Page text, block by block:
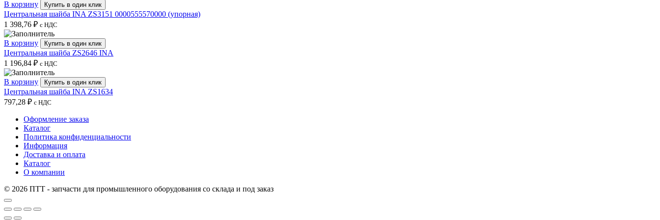
В корзину Купить в один клик
Центральная шайба INA ZS3151 0000555570000 (упорная)
1 398,76 ₽ с НДС
В корзину Купить в один клик
Центральная шайба ZS2646 INA
1 196,84 ₽ с НДС
В корзину Купить в один клик
Центральная шайба INA ZS1634
797,28 ₽ с НДС
Оформление заказа
Каталог
Политика конфиденциальности
Информация
Доставка и оплата
Каталог
О компании
© 2026 ПТТ - запчасти для промышленного оборудования со склада и под заказ